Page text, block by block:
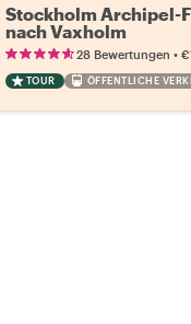
Stockholm Archipel-
nach Vaxholm
28 Bewertungen •
TOUR ÖFFENTLICHE